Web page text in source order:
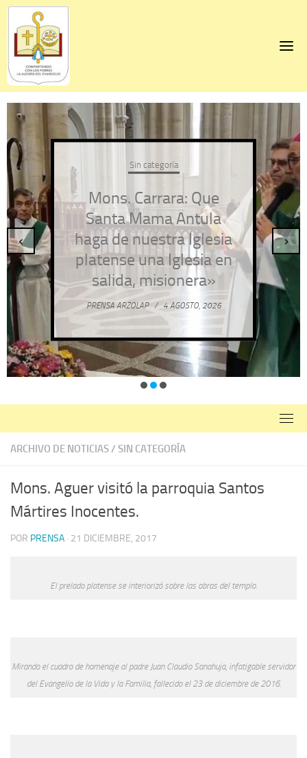
Skip
content
Sin categoría
Mons. Carrara: Que
Santa Mama Antula
haga de nuestra Iglesia
platense una Iglesia en
salida, misionera»
PRENSA ARZOLAP / 4 AGOSTO, 2026
‹ ›
ARCHIVO DE NOTICIAS/ SIN CATEGORÍA
Mons. Aguer visitó la parroquia Santos
Mártires Inocentes.
POR PRENSA · 21 DICIEMBRE, 2017
El prelado platense se interiorizó sobre las obras del templo.
Mirando el cuadro de homenaje al padre Juan Claudio Sanahuja, infatigable servidor
del Evangelio de la Vida y la Familia, fallecido el 23 de diciembre de 2016.